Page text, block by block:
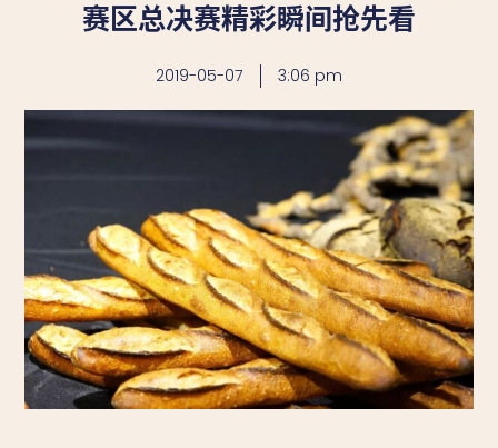
赛区总决赛精彩瞬间抢先看
2019-05-07 3:06 pm